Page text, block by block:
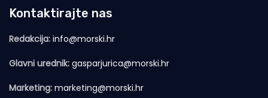
Kontaktirajte nas
Redakcija: info@morski.hr
Glavni urednik: gasparjurica@morski.hr
Marketing: marketing@morski.hr